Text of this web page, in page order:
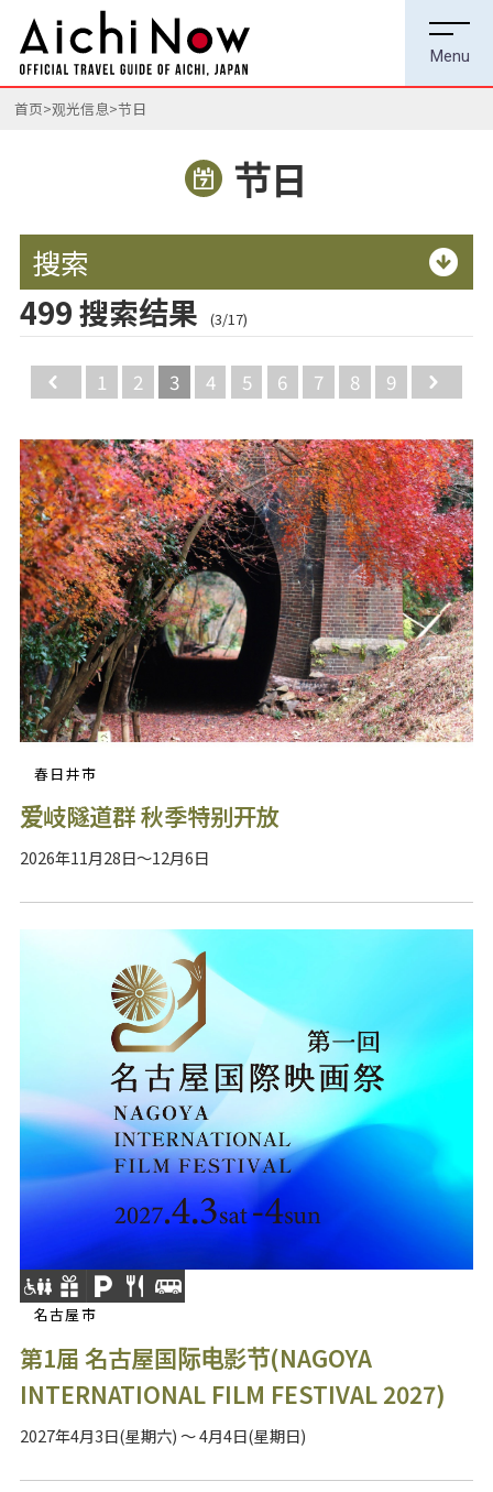
首页 观光信息 节日
节日
搜索
499 搜索结果 (3/17)
Back
1 2 3 4 5 6 7 8 9
春日井市
爱岐隧道群 秋季特别开放
2026年11月28日～12月6日
名古屋市
第1届 名古屋国际电影节(NAGOYA
INTERNATIONAL FILM FESTIVAL 2027)
2027年4月3日(星期六) ～ 4月4日(星期日)